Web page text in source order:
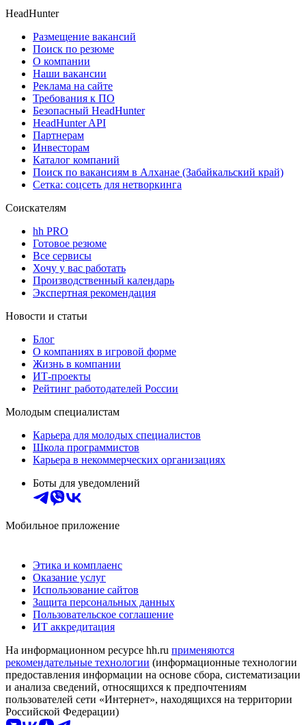
HeadHunter
Размещение вакансий
Поиск по резюме
О компании
Наши вакансии
Реклама на сайте
Требования к ПО
Безопасный HeadHunter
HeadHunter API
Партнерам
Инвесторам
Каталог компаний
Поиск по вакансиям в Алханае (Забайкальский край)
Сетка: соцсеть для нетворкинга
Соискателям
hh PRO
Готовое резюме
Все сервисы
Хочу у вас работать
Производственный календарь
Экспертная рекомендация
Новости и статьи
Блог
О компаниях в игровой форме
Жизнь в компании
ИТ-проекты
Рейтинг работодателей России
Молодым специалистам
Карьера для молодых специалистов
Школа программистов
Карьера в некоммерческих организациях
Боты для уведомлений
Мобильное приложение
Этика и комплаенс
Оказание услуг
Использование сайтов
Защита персональных данных
Пользовательское соглашение
ИТ аккредитация
На информационном ресурсе hh.ru применяются
рекомендательные технологии (информационные технологии
предоставления информации на основе сбора, систематизации
и анализа сведений, относящихся к предпочтениям
пользователей сети «Интернет», находящихся на территории
Российской Федерации)